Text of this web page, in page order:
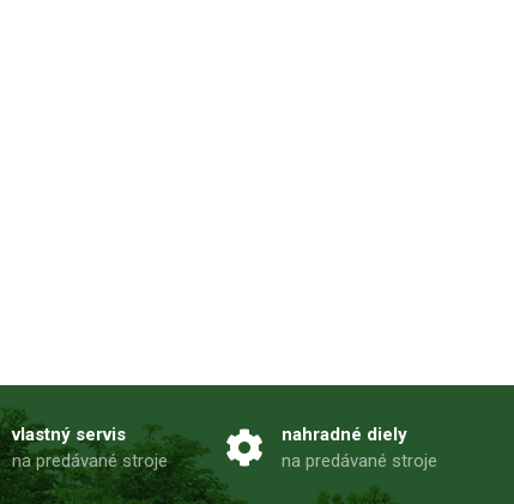
vlastný servis
na predávané stroje
nahradné diely
na predávané stroje